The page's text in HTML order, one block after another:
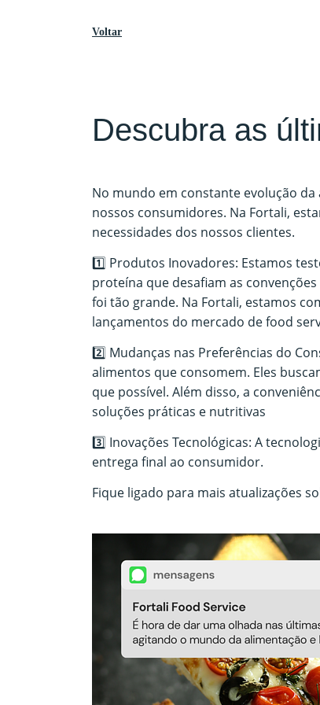
Voltar
Descubra as
No mundo em constante evolução
nossos consumidores. Na Fortali,
necessidades dos nossos clientes.
1️⃣ Produtos Inovadores: Estamos
proteína que desafiam as
foi tão grande. Na Fortali, estamos
lançamentos do mercado de food
2️⃣ Mudanças nas Preferências do
alimentos que consomem. Eles
que possível. Além disso, a
soluções práticas e nutritivas
3️⃣ Inovações Tecnológicas: A
entrega final ao consumidor.
Fique ligado para mais atualizações